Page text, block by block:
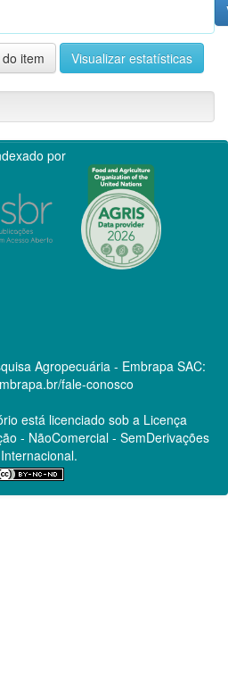
item Visualizar estatísticas
por
Agropecuária - Embrapa SAC:
fale-conosco
está licenciado sob a Licença
- NãoComercial - SemDerivações